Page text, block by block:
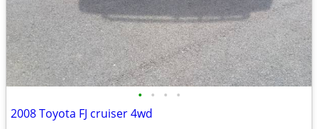
• • • •
2008 Toyota FJ cruiser 4wd